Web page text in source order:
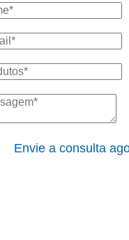
Envie a consulta